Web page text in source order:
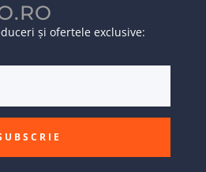
și ofertele exclusive: